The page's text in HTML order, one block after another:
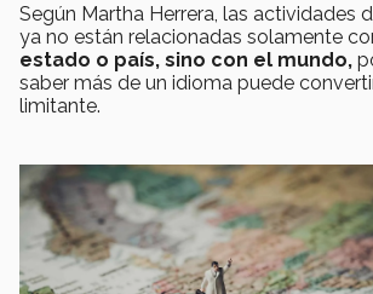
Según Martha Herrera, las actividades
ya no están relacionadas solamente
estado o país, sino con el mundo,
saber más de un idioma puede
limitante.